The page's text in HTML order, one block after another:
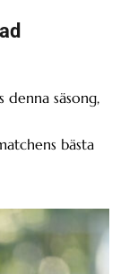
denna säsong,
bästa